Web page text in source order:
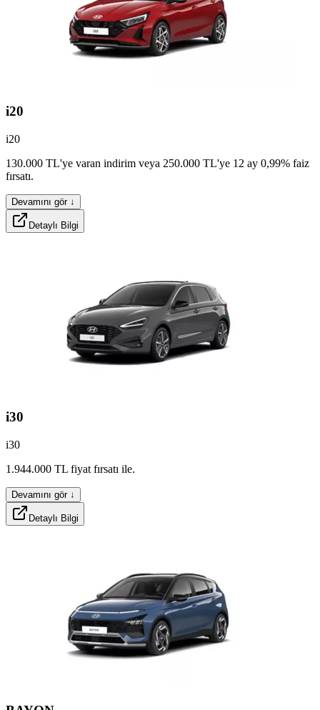
i20
i20
130.000strtx
TL'ye varan indirim veya 250.000bearx
TL'ye 12 ay 0,99% faiz
fırsatı.
Devamını gör ↓
Detaylı Bilgi
i30
i30
1.944.000 TL fiyat fırsatı ile.
Devamını gör ↓
Detaylı Bilgi